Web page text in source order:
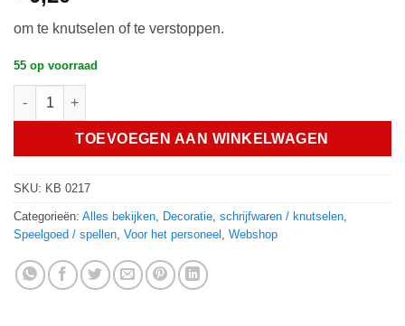
om te knutselen of te verstoppen.
55 op voorraad
mini katjes hoeveelheid
TOEVOEGEN AAN WINKELWAGEN
SKU: KB 0217
Categorieën: Alles bekijken, Decoratie, schrijfwaren / knutselen,
Speelgoed / spellen, Voor het personeel , Webshop